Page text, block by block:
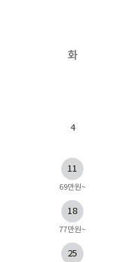
화
4
11
69만원~
18
77만원~
25